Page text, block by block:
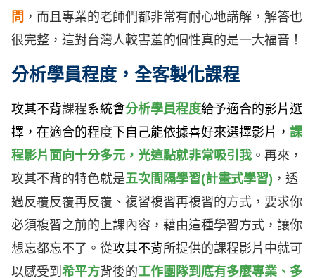
問 ，而且專業的老師們都非常有耐心地講解，解答也
很完整，這對台灣人較害羞的個性真的是一大福音！
分析學員程度，全客製化課程
攻其不背課程系統會分析學員程度給予適合的影片選
擇，在適合的程度 下自己能依據喜好來選擇影片， 課
程影片面 向十分多元，光這點就非常吸引我 。再來，
攻其不背的特色就是五次間隔學習(計畫式學習) ，透
過反覆反覆再反覆、複習複習再複習的方式，要求你
必須複習之前的上課內容，藉由這種學習方式，讓你
想忘都忘不了。從攻其不背所提供的課程影片中就可
以感受到 希平方背後的工作團隊到底有多麼專業、多